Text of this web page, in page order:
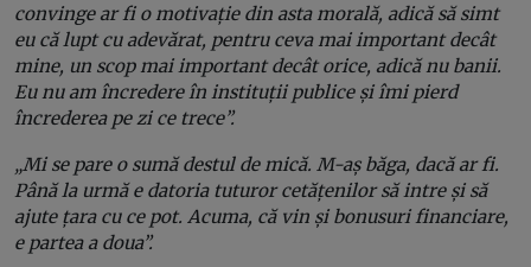
convinge ar fi o motivație din asta morală, adică să simt
eu că lupt cu adevărat, pentru ceva mai important decât
mine, un scop mai important decât orice, adică nu banii.
Eu nu am încredere în instituții publice și îmi pierd
încrederea pe zi ce trece”.
„Mi se pare o sumă destul de mică. M-aș băga, dacă ar fi.
Până la urmă e datoria tuturor cetățenilor să intre și să
ajute țara cu ce pot. Acuma, că vin și bonusuri financiare,
e partea a doua”.